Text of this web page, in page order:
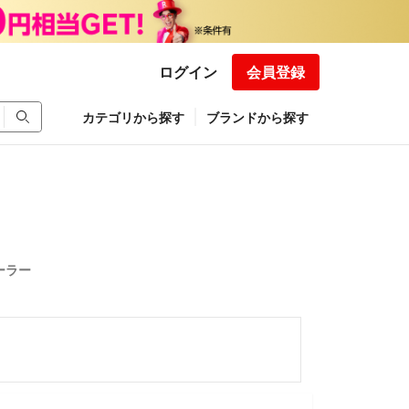
ログイン 会員登録
カテゴリから探す ブランドから探す
ラー